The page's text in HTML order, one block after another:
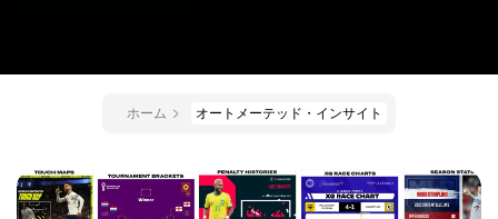
ホーム オートメーテッド・インサイト